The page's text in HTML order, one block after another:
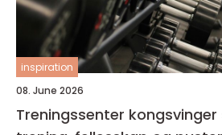
inspiration
08. June 2026
Treningssenter